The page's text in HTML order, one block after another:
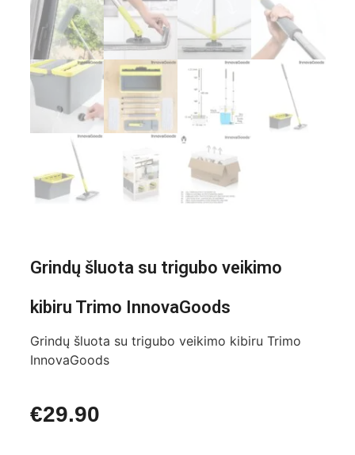
Grindų šluota su trigubo veikimo
kibiru Trimo InnovaGoods
Grindų šluota su trigubo veikimo kibiru Trimo
InnovaGoods
€29.90